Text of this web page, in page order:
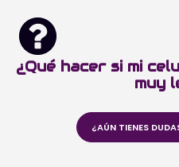
¿Qué hacer si mi
muy
¿AÚN TIENES